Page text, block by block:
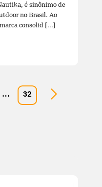
é sinônimo de
no Brasil. Ao
consolid [...]
… 32